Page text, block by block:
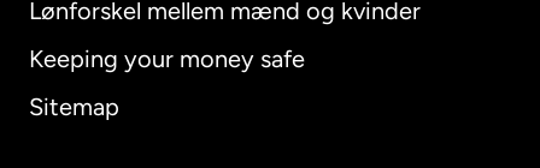
Lønforskel mellem mænd og kvinder
Keeping your money safe
Sitemap
Australien